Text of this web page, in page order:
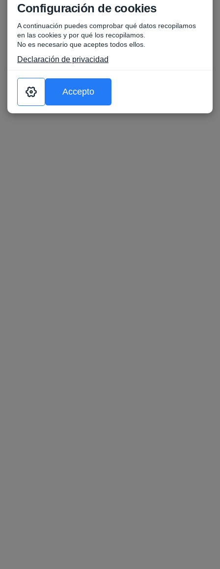
Configuración de cookies
A continuación puedes comprobar qué datos recopilamos
en las cookies y por qué los recopilamos.
No es necesario que aceptes todos ellos.
Declaración de privacidad
Accepto